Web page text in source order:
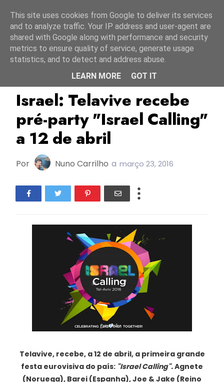
Barei ESC2016
Israel: Telavive recebe
pré-party "Israel Calling"
a 12 de abril
Por Nuno Carrilho a março 23, 2016
Telavive, recebe, a 12 de abril, a primeira grande
festa eurovisiva do país: "Israel Calling".Agnete
(Noruega), Barei (Espanha), Joe & Jake (Reino
This site uses cookies from Google to deliver its services
and to analyze traffic. Your IP address and user-agent are
shared with Google along with performance and security
metrics to ensure quality of service, generate usage
statistics, and to detect and address abuse.
LEARN MORE
GOT IT